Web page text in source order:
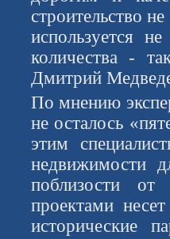
строительство
используется
количества -
Дмитрий
По мнению
не осталось
этим
недвижимости
поблизости
проектами
исторические